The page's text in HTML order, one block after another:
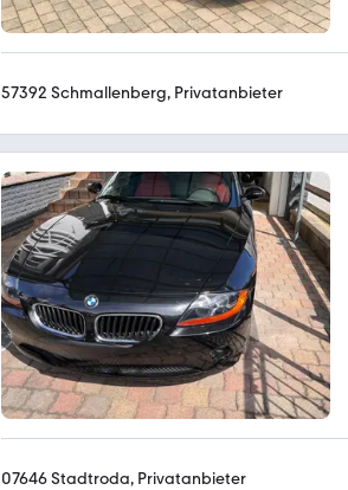
57392 Schmallenberg, Privatanbieter
07646 Stadtroda, Privatanbieter